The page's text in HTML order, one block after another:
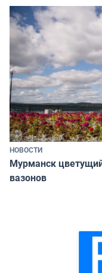
НОВОСТИ
Мурманск
вазонов